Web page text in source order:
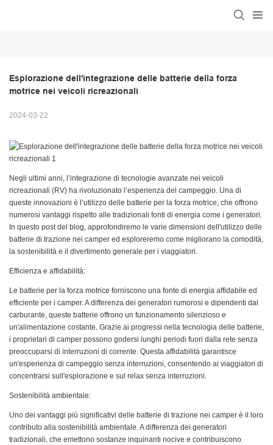
Esplorazione dell'integrazione delle batterie della forza
motrice nei veicoli ricreazionali
2024-03-22
Negli ultimi anni, l’integrazione di tecnologie avanzate nei veicoli
ricreazionali (RV) ha rivoluzionato l’esperienza del campeggio. Una di
queste innovazioni è l’utilizzo delle batterie per la forza motrice, che offrono
numerosi vantaggi rispetto alle tradizionali fonti di energia come i generatori.
In questo post del blog, approfondiremo le varie dimensioni dell'utilizzo delle
batterie di trazione nei camper ed esploreremo come migliorano la comodità,
la sostenibilità e il divertimento generale per i viaggiatori.
Efficienza e affidabilità:
Le batterie per la forza motrice forniscono una fonte di energia affidabile ed
efficiente per i camper. A differenza dei generatori rumorosi e dipendenti dal
carburante, queste batterie offrono un funzionamento silenzioso e
un'alimentazione costante. Grazie ai progressi nella tecnologia delle batterie,
i proprietari di camper possono godersi lunghi periodi fuori dalla rete senza
preoccuparsi di interruzioni di corrente. Questa affidabilità garantisce
un'esperienza di campeggio senza interruzioni, consentendo ai viaggiatori di
concentrarsi sull'esplorazione e sul relax senza interruzioni.
Sostenibilità ambientale:
Uno dei vantaggi più significativi delle batterie di trazione nei camper è il loro
contributo alla sostenibilità ambientale. A differenza dei generatori
tradizionali, che emettono sostanze inquinanti nocive e contribuiscono